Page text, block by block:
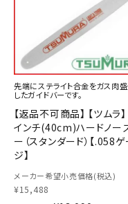
先端にステライト合金をガス肉
したガイドバーです。
【返品不可商品】 【ツムラ
インチ(40cm)ハードノー
ー（スタンダード）【.058ゲ
ジ】
メーカー希望小売価格(税込)
¥15,488